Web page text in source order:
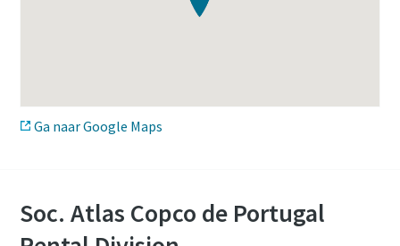
Ga naar Google Maps
Soc. Atlas Copco de Portugal